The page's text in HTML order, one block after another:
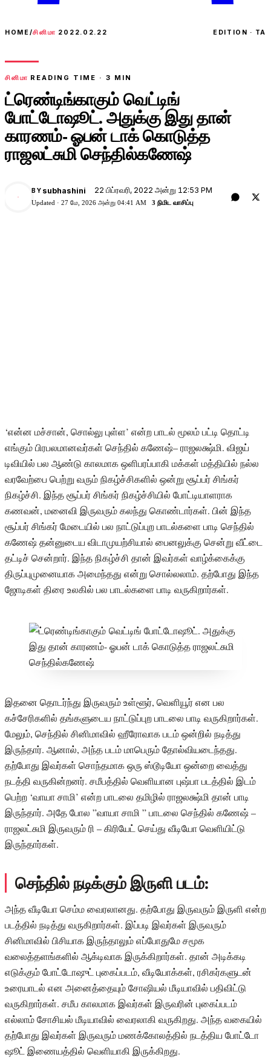
HOME/சினிமா 2022.02.22 EDITION · TA
சினிமா READING TIME · 3 MIN
ட்ரெண்டிங்காகும் வெட்டிங்
போட்டோஷூட். அதுக்கு இது தான்
காரணம்- ஓபன் டாக் கொடுத்த
ராஜலட்சுமி செந்தில்கணேஷ்
BY subhashini 22 பிப்ரவரி, 2022 அன்று 12:53 PM
Updated · 27 மே, 2026 அன்று 04:41 AM 3 நிமிட வாசிப்பு
‘என்ன மச்சான், சொல்லு புள்ள’ என்ற பாடல் மூலம் பட்டி தொட்டி
எங்கும் பிரபலமானவர்கள் செந்தில் கணேஷ்– ராஜலக்ஷ்மி. விஜய்
டிவியில் பல ஆண்டு காலமாக ஒளிபரப்பாகி மக்கள் மத்தியில் நல்ல
வரவேற்பை பெற்று வரும் நிகழ்ச்சிகளில் ஒன்று சூப்பர் சிங்கர்
நிகழ்ச்சி. இந்த சூப்பர் சிங்கர் நிகழ்ச்சியில் போட்டியாளராக
கணவன், மனைவி இருவரும் கலந்து கொண்டார்கள். பின் இந்த
சூப்பர் சிங்கர் மேடையில் பல நாட்டுப்புற பாடல்களை பாடி செந்தில்
கணேஷ் தன்னுடைய விடாமுயற்சியால் பைனலுக்கு சென்று வீட்டை
தட்டிச் சென்றார். இந்த நிகழ்ச்சி தான் இவர்கள் வாழ்க்கைக்கு
திருப்புமுனையாக அமைந்தது என்று சொல்லலாம். தற்போது இந்த
ஜோடிகள் திரை உலகில் பல பாடல்களை பாடி வருகிறார்கள்.
இதனை தொடர்ந்து இருவரும் உள்ளூர், வெளியூர் என பல
கச்சேரிகளில் தங்களுடைய நாட்டுப்புற பாடலை பாடி வருகிறார்கள்.
மேலும், செந்தில் சினிமாவில் ஹீரோவாக படம் ஒன்றில் நடித்து
இருந்தார். ஆனால், அந்த படம் மாபெரும் தோல்வியடைந்தது.
தற்போது இவர்கள் சொந்தமாக ஒரு ஸ்டூடியோ ஒன்றை வைத்து
நடத்தி வருகின்றனர். சமீபத்தில் வெளியான புஷ்பா படத்தில் இடம்
பெற்ற ‘வாயா சாமி’ என்ற பாடலை தமிழில் ராஜலக்ஷ்மி தான் பாடி
இருந்தார். அதே போல ”வாயா சாமி ” பாடலை செந்தில் கணேஷ் –
ராஜலட்சுமி இருவரும் ரி – கிரியேட் செய்து வீடியோ வெளியிட்டு
இருந்தார்கள்.
செந்தில் நடிக்கும் இருளி படம்:
அந்த வீடியோ செம்ம வைரலானது. தற்போது இருவரும் இருளி என்ற
படத்தில் நடித்து வருகிறார்கள். இப்படி இவர்கள் இருவரும்
சினிமாவில் பிசியாக இருந்தாலும் எப்போதுமே சமூக
வலைத்தளங்களில் ஆக்டிவாக இருக்கிறார்கள். தான் அடிக்கடி
எடுக்கும் போட்டோஷுட் புகைப்படம், வீடியோக்கள், ரசிகர்களுடன்
உரையாடல் என அனைத்தையும் சோஷியல் மீடியாவில் பதிவிட்டு
வருகிறார்கள். சமீப காலமாக இவர்கள் இருவரின் புகைப்படம்
எல்லாம் சோசியல் மீடியாவில் வைரலாகி வருகிறது. அந்த வகையில்
தற்போது இவர்கள் இருவரும் மணக்கோலத்தில் நடத்திய போட்டோ
ஷூட் இணையத்தில் வெளியாகி இருக்கிறது.